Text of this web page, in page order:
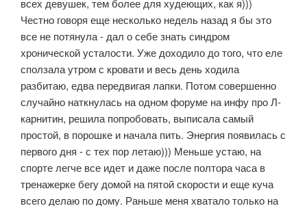
всех девушек, тем более для худеющих, как я)))
Честно говоря еще несколько недель назад я бы это
все не потянула - дал о себе знать синдром
хронической усталости. Уже доходило до того, что еле
сползала утром с кровати и весь день ходила
разбитаю, едва передвигая лапки. Потом совершенно
случайно наткнулась на одном форуме на инфу про Л-
карнитин, решила попробовать, выписала самый
простой, в порошке и начала пить. Энергия появилась с
первого дня - с тех пор летаю))) Меньше устаю, на
спорте легче все идет и даже после полтора часа в
тренажерке бегу домой на пятой скорости и еще куча
всего делаю по дому. Раньше меня хватало только на